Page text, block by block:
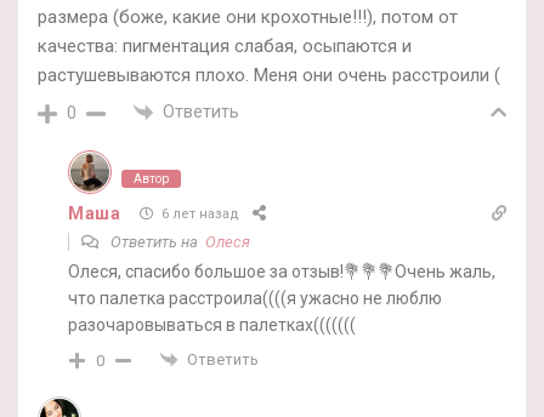
размера (боже, какие они крохотные!!!), потом от
качества: пигментация слабая, осыпаются и
растушевываются плохо. Меня они очень расстроили (
0 Ответить
Автор
Маша 6 лет назад
Ответить на Олеся
Олеся, спасибо большое за отзыв!💐💐💐Очень жаль,
что палетка расстроила((((я ужасно не люблю
разочаровываться в палетках(((((((
0 Ответить